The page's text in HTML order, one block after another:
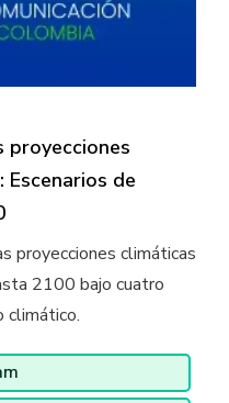
proyecciones
Escenarios de
proyecciones climáticas
2100 bajo cuatro
climático.